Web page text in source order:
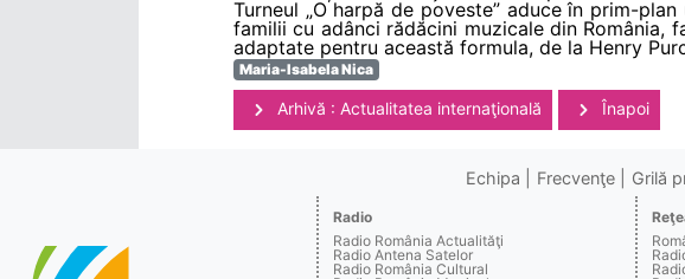
Turneul „O harpă de poveste” aduce în prim-
familii cu adânci rădăcini muzicale din România,
adaptate pentru această formula, de la Henry
Maria-Isabela Nica
Arhivă : Actualitatea internaţională Înapoi
Echipa Frecvenţe Grilă
Radio
Radio România Actualităţi
Radio Antena Satelor
Radio România Cultural